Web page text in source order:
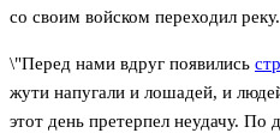
со своим войском переходил реку.
\"Перед нами вдруг появились
жути напугали и лошадей, и
этот день претерпел неудачу. По